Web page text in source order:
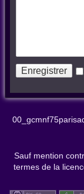
Sauf mention
termes de la